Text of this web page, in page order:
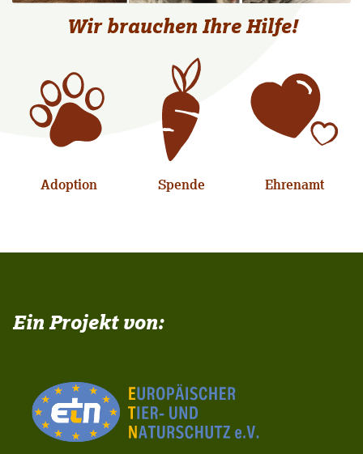
Wir brauchen Ihre Hilfe!
Adoption Spende Ehrenamt
Ein Projekt von: